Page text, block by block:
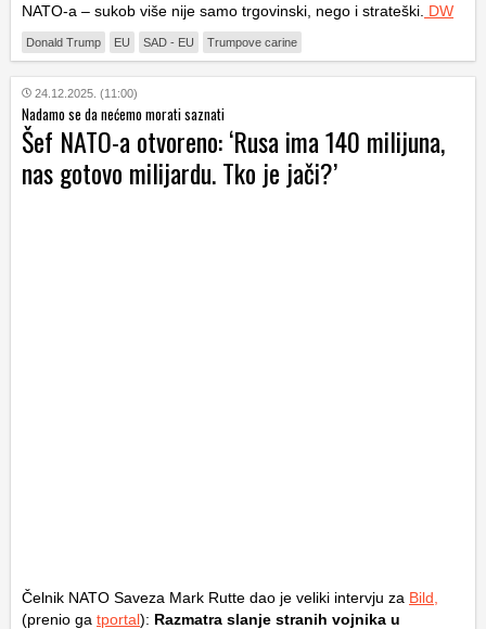
NATO-a – sukob više nije samo trgovinski, nego i strateški. DW
Donald Trump EU SAD - EU Trumpove carine
24.12.2025. (11:00)
Nadamo se da nećemo morati saznati
Šef NATO-a otvoreno: ‘Rusa ima 140 milijuna,
nas gotovo milijardu. Tko je jači?’
Čelnik NATO Saveza Mark Rutte dao je veliki intervju za Bild,
(prenio ga tportal): Razmatra slanje stranih vojnika u